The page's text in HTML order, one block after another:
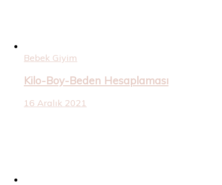
Bebek Giyim
Kilo-Boy-Beden Hesaplaması
16 Aralık 2021